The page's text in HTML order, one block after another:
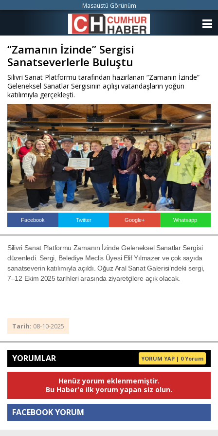
“Zamanın İzinde” Sergisi
Sanatseverlerle Buluştu
Silivri Sanat Platformu tarafından hazırlanan “Zamanın İzinde”
Geleneksel Sanatlar Sergisinin açılışı vatandaşların yoğun
katılımıyla gerçekleşti.
Facebook Twitter Google+ Whatsapp
Silivri Sanat Platformu Zamanın İzinde Geleneksel Sanatlar Sergisi
düzenledi. Sergi, Belediye Meclis Üyesi Elif Yılmazer ve çok sayıda
sanatseverin katılımıyla açıldı. Oğuz Aral Sanat Galerisi’ndeki sergi,
7–12 Ekim 2025 tarihleri arasında ziyaretçilere açık olacak.
Tarih: 08-10-2025
YORUMLAR YORUM YAP | 0 Yorum
Henüz yorum eklenmemiştir.
Bu Haber'e ilk yorum yapan siz olun.
FACEBOOK YORUM
Masaüstü Görünüm
ANKETLER
FOTO GALERİ
VİDEO GALERİ
KÜNYE
İLETİŞİM
Haberin Doğru Adresi.